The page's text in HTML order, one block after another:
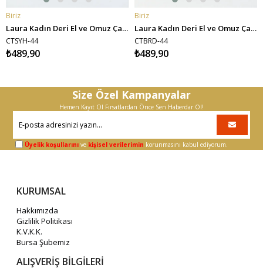
SEPETE EKLE
Biriz
Laura Kadın Deri El ve Omuz Çantası - Siyah
CTSYH-44
₺489,90
SEPETE EKLE
Biriz
Laura Kadın Deri El ve Omuz Çantası - Bordo
CTBRD-44
₺489,90
Size Özel Kampanyalar
Hemen Kayıt Ol Fırsatlardan Önce Sen Haberdar Ol!
Üyelik koşullarını ve kişisel verilerimin korunmasını kabul ediyorum.
KURUMSAL
Hakkımızda
Gizlilik Politikası
K.V.K.K.
Bursa Şubemiz
ALIŞVERİŞ BİLGİLERİ